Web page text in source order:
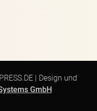
| Design und
GmbH